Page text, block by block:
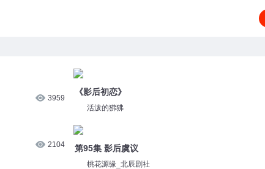
3959
2104
《影后初恋》
活泼的狒狒
第95集 影后虞议
桃花源缘_北辰剧社